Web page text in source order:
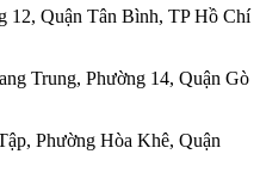
12, Quận Tân Bình, TP Hồ Chí
Trung, Phường 14, Quận Gò
Phường Hòa Khê, Quận